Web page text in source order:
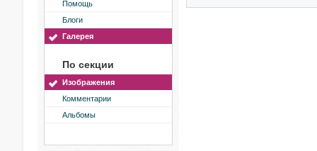
Помощь
Блоги
Галерея
По секции
Изображения
Комментарии
Альбомы